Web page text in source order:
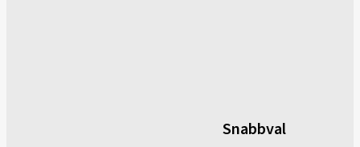
Snabbval